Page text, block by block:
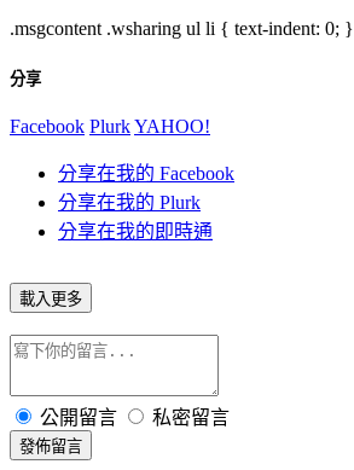
.msgcontent .wsharing ul li { text-indent: 0; }
分享
Facebook PlurkYAHOO!
分享在我的 Facebook
分享在我的 Plurk
分享在我的即時通
載入更多
公開留言 私密留言
發佈留言